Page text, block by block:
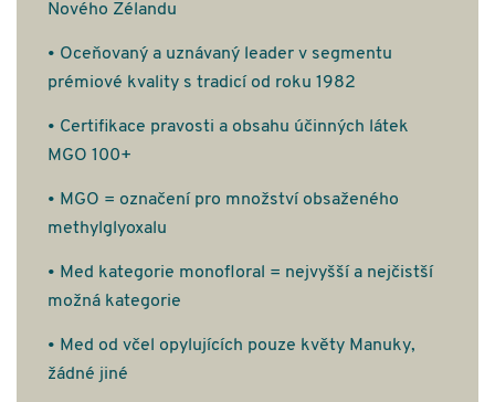
Nového Zélandu
• Oceňovaný a uznávaný leader v segmentu
prémiové kvality s tradicí od roku 1982
• Certifikace pravosti a obsahu účinných látek
MGO 100+
• MGO = označení pro množství obsaženého
methylglyoxalu
• Med kategorie monofloral = nejvyšší a nejčistší
možná kategorie
• Med od včel opylujících pouze květy Manuky,
žádné jiné